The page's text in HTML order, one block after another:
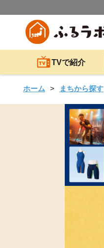
TVで紹介
ホーム まちから探す